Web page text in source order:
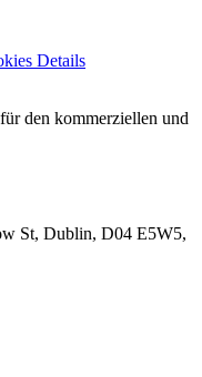
Details
den kommerziellen und
St, Dublin, D04 E5W5,